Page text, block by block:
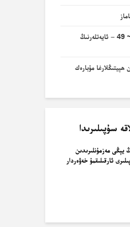
ئەنئام سۈرىسى، 45 ~ 49 – ئايەتلەرنىڭ
ھېيتىڭلارغا مۇبارەك
سۇپىلىرىدا
يېڭى مەزمۇنلىرىدىن
ئارقىلىقمۇ خەۋەردار